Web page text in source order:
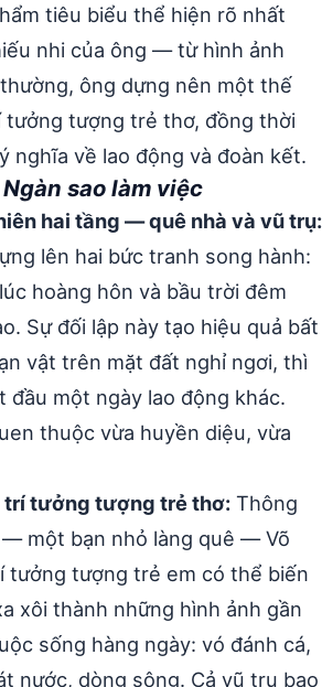
tiêu biểu thể hiện rõ nhất
nhi của ông — từ hình ảnh
ông dựng nên một thế
tưởng tượng trẻ thơ, đồng thời
nghĩa về lao động và đoàn kết.
Ngàn sao làm việc
hai tầng — quê nhà và vũ trụ:
lên hai bức tranh song hành:
hoàng hôn và bầu trời đêm
Sự đối lập này tạo hiệu quả bất
vật trên mặt đất nghỉ ngơi, thì
đầu một ngày lao động khác.
thuộc vừa huyền diệu, vừa
trí tưởng tượng trẻ thơ: Thông
— một bạn nhỏ làng quê — Võ
tưởng tượng trẻ em có thể biến
xôi thành những hình ảnh gần
sống hàng ngày: vó đánh cá,
nước, dòng sông. Cả vũ trụ bao